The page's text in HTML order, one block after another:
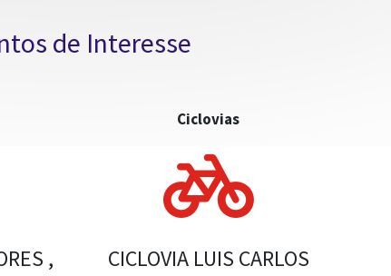
de Interesse
,
Ciclovias
CICLOVIA LUIS CARLOS